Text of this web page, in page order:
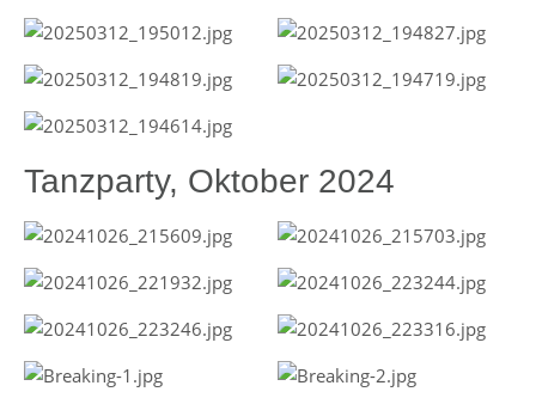
Tanzparty, Oktober 2024